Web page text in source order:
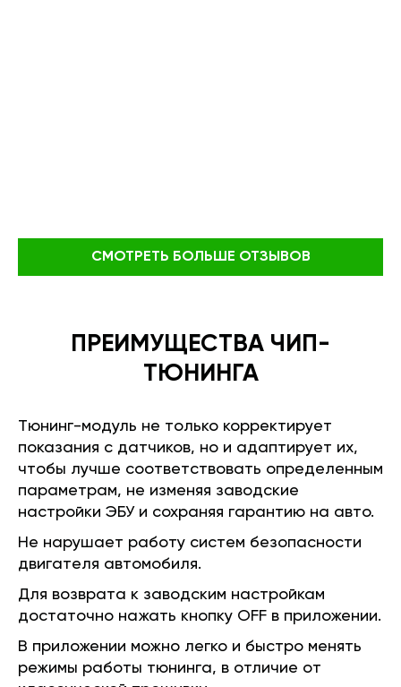
СМОТРЕТЬ БОЛЬШЕ ОТЗЫВОВ
ПРЕИМУЩЕСТВА ЧИП-
ТЮНИНГА
Тюнинг-модуль не только корректирует
показания с датчиков, но и адаптирует их,
чтобы лучше соответствовать определенным
параметрам, не изменяя заводские
настройки ЭБУ и сохраняя гарантию на авто.
Не нарушает работу систем безопасности
двигателя автомобиля.
Для возврата к заводским настройкам
достаточно нажать кнопку OFF в приложении.
В приложении можно легко и быстро менять
режимы работы тюнинга, в отличие от